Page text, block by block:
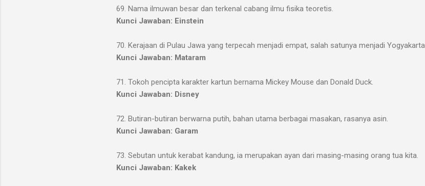
69. Nama ilmuwan besar dan terkenal cabang ilmu fisika teoretis.
Kunci Jawaban: Einstein
70. Kerajaan di Pulau Jawa yang terpecah menjadi empat, salah satunya menjadi Yogyakarta.
Kunci Jawaban: Mataram
71. Tokoh pencipta karakter kartun bernama Mickey Mouse dan Donald Duck.
Kunci Jawaban: Disney
72. Butiran-butiran berwarna putih, bahan utama berbagai masakan, rasanya asin.
Kunci Jawaban: Garam
73. Sebutan untuk kerabat kandung, ia merupakan ayan dari masing-masing orang tua kita.
Kunci Jawaban: Kakek